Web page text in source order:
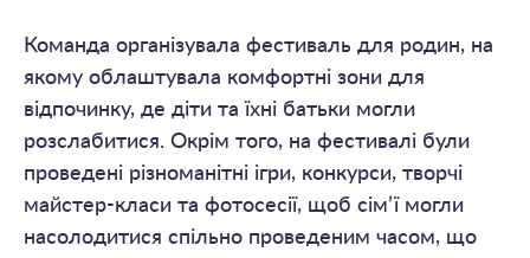
Команда організувала фестиваль для родин, на
якому облаштувала комфортні зони для
відпочинку, де діти та їхні батьки могли
розслабитися. Окрім того, на фестивалі були
проведені різноманітні ігри, конкурси, творчі
майстер-класи та фотосесії, щоб сім’ї могли
насолодитися спільно проведеним часом, що